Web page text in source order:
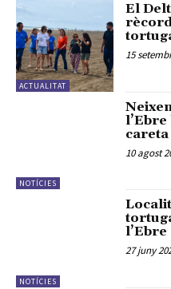
ACTUALITAT
El
15
NOTÍCIES
10 agost
NOTÍCIES
l’Ebre
27 juny